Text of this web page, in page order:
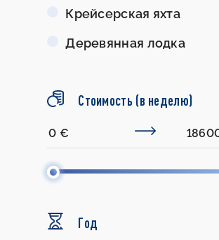
Крейсерская яхта
Деревянная лодка
Стоимость (в неделю)
Год